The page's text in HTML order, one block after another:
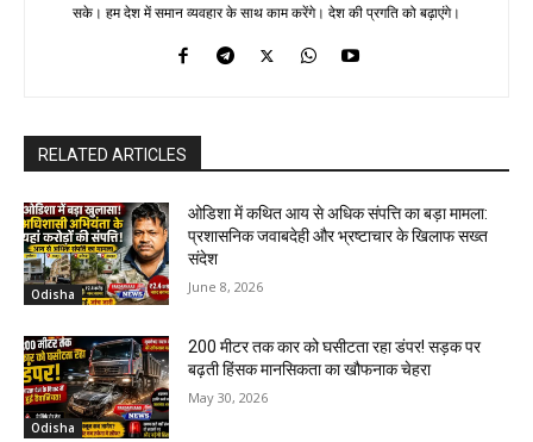
सके। हम देश में समान व्यवहार के साथ काम करेंगे। देश की प्रगति को बढ़ाएंगे।
RELATED ARTICLES
Odisha
ओडिशा में कथित आय से अधिक संपत्ति का बड़ा मामला:
प्रशासनिक जवाबदेही और भ्रष्टाचार के खिलाफ सख्त
संदेश
June 8, 2026
Odisha
200 मीटर तक कार को घसीटता रहा डंपर! सड़क पर
बढ़ती हिंसक मानसिकता का खौफनाक चेहरा
May 30, 2026